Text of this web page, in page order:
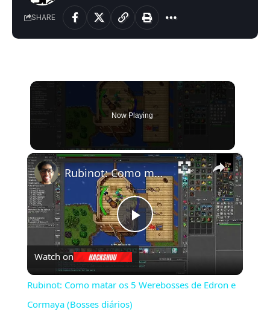
SHARE
Now Playing
×
Play
Video
Rubinot: Como matar os 5 Werebosses de Edron e Cormaya (Bosses diários)
Watch on
Rubinot: Como matar os 5 Werebosses de Edron e
Cormaya (Bosses diários)